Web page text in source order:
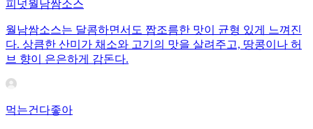
피넛월남쌈소스
월남쌈소스는 달콤하면서도 짭조름한 맛이 균형 있게 느껴진
다. 상큼한 산미가 채소와 고기의 맛을 살려주고, 땅콩이나 허
브 향이 은은하게 감돈다.
먹는건다좋아